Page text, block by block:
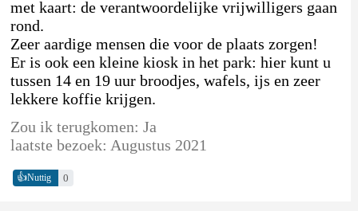
met kaart: de verantwoordelijke vrijwilligers gaan
rond.
Zeer aardige mensen die voor de plaats zorgen!
Er is ook een kleine kiosk in het park: hier kunt u
tussen 14 en 19 uur broodjes, wafels, ijs en zeer
lekkere koffie krijgen.
Zou ik terugkomen: Ja
laatste bezoek: Augustus 2021
👍Nuttig 0